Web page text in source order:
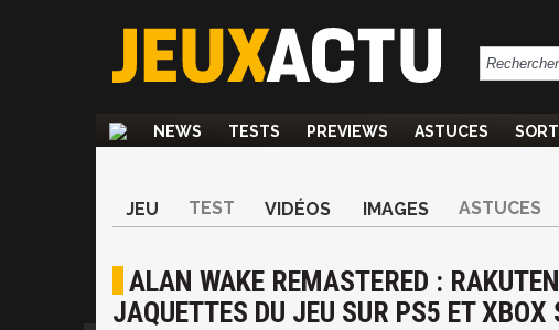
NEWS TESTS PREVIEWS ASTUCES
JEU TEST VIDÉOS IMAGES ASTUCES
ALAN WAKE REMASTERED :
JAQUETTES DU JEU SUR PS5 ET XBOX